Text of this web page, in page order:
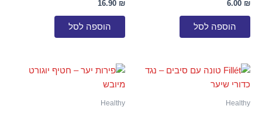
6.00 ₪
הוספה לסל
16.90 ₪
הוספה לסל
Healthy
Healthy